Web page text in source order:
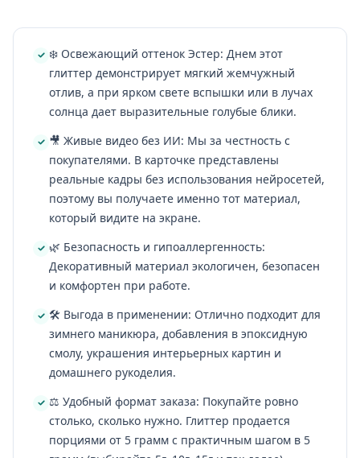
❄️ Освежающий оттенок Эстер: Днем этот
глиттер демонстрирует мягкий жемчужный
отлив, а при ярком свете вспышки или в лучах
солнца дает выразительные голубые блики.
🎥 Живые видео без ИИ: Мы за честность с
покупателями. В карточке представлены
реальные кадры без использования нейросетей,
поэтому вы получаете именно тот материал,
который видите на экране.
🌿 Безопасность и гипоаллергенность:
Декоративный материал экологичен, безопасен
и комфортен при работе.
🛠️ Выгода в применении: Отлично подходит для
зимнего маникюра, добавления в эпоксидную
смолу, украшения интерьерных картин и
домашнего рукоделия.
⚖️ Удобный формат заказа: Покупайте ровно
столько, сколько нужно. Глиттер продается
порциями от 5 грамм с практичным шагом в 5